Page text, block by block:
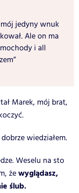
mój jedyny wnuk
Ale on ma
i all
Marek, mój brat,
wiedziałem.
Weselu na sto
żewyglądasz,
ślub.